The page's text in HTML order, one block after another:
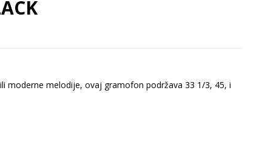
moderne melodije, ovaj gramofon podržava 33 1/3, 45, i